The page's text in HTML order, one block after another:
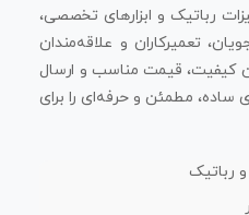
رباتیک و ابزارهای تخصصی،
تعمیرکاران و علاقه‌مندان
کیفیت، قیمت مناسب و ارسال
ساده، مطمئن و حرفه‌ای را برای
رباتیک